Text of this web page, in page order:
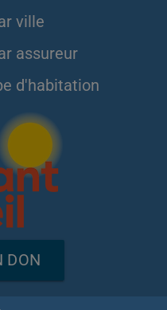
ville
assureur
d'habitation
DON